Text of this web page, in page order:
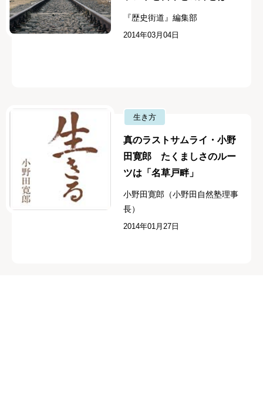
『歴史街道』編集部
2014年03月04日
生き方
真のラストサムライ・小野
田寛郎 たくましさのルー
ツは「名草戸畔」
小野田寛郎（小野田自然塾理事
長）
2014年01月27日